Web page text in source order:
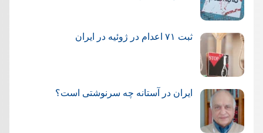
ثبت ۷۱ اعدام در ژوئيه در ایران
ایران در آستانه چه سرنوشتی است؟